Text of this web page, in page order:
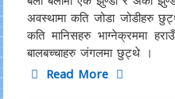
अवस्थामा कति जोडा जोडीहरु
कति मानिसहरु भाग्नेक्रममा
बालबच्चाहरु जंगलमा छुट्थे ।
Read More